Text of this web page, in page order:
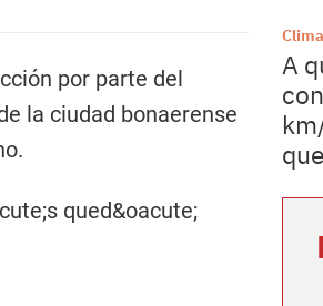
por parte del
la ciudad bonaerense
Clima
A